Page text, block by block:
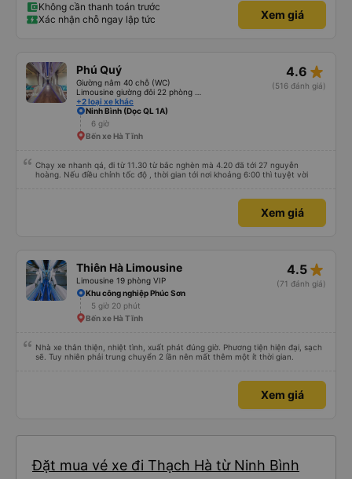
Không cần thanh toán trước
Xác nhận chỗ ngay lập tức
Xem giá
Phú Quý
Giường nằm 40 chỗ (WC)
+2 loại xe khác
4.6 star_rate
(516 đánh giá)
Ninh Bình (Dọc QL 1A)
6 giờ
Bến xe Hà Tĩnh
Chạy xe nhanh qá, đi từ 11.30 từ bắc nghèn mà 4.20 đã tới 27 nguyễn
hoàng. Nếu điều chỉnh tốc độ , thời gian tới nơi khoảng 6:00 thì tuyệt vời
Xem giá
Thiên Hà Limousine
Limousine 19 phòng VIP
4.5 star_rate
(71 đánh giá)
Khu công nghiệp Phúc Sơn
5 giờ 20 phút
Bến xe Hà Tĩnh
Nhà xe thân thiện, nhiệt tình, xuất phát đúng giờ. Phương tiện hiện đại, sạch
sẽ. Tuy nhiên phải trung chuyển 2 lần nên mất thêm một ít thời gian.
Xem giá
Đặt mua vé xe đi Thạch Hà từ Ninh Bình